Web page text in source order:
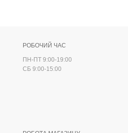
РОБОЧИЙ ЧАС
ПН-ПТ 9:00-19:00
СБ 9:00-15:00